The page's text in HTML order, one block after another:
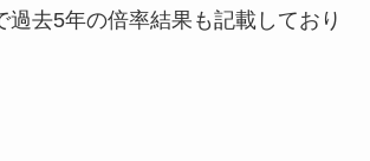
過去5年の倍率結果も記載しており